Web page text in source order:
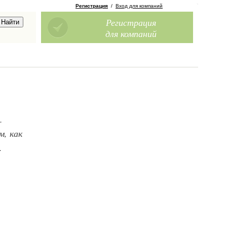
Регистрация / Вход для компаний
Регистрация
для компаний
как